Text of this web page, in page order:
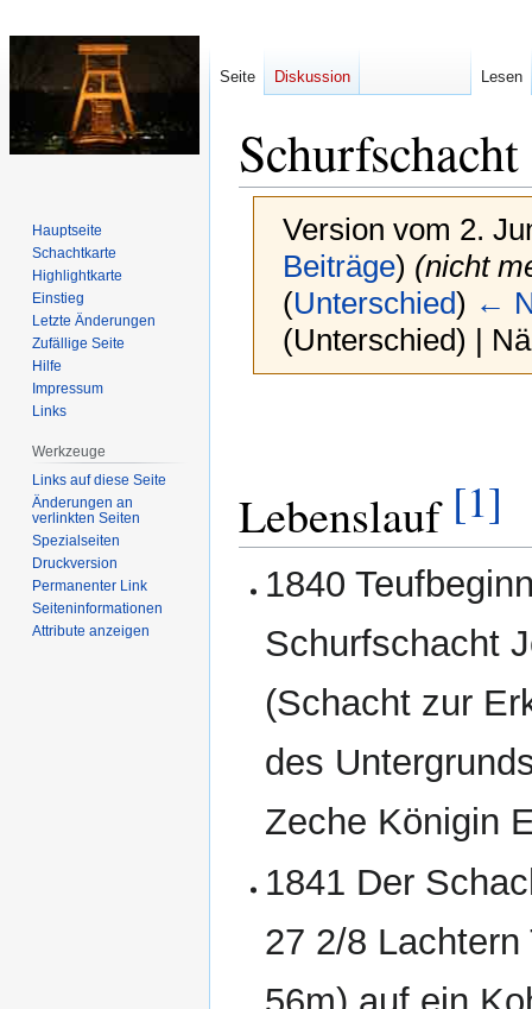
Version vom 2.
Beiträge) (nicht
(Unterschied) ←
(Unterschied) |
Lebenslauf [1]
1840
Schurfschacht
(Schacht zur
des
Zeche Königin
1841 Der
27 2/8 Lachtern
Seite Diskussion Lesen
Hauptseite
Schachtkarte
Highlightkarte
Einstieg
Letzte Änderungen
Zufällige Seite
Hilfe
Impressum
Links
Werkzeuge
Links auf diese Seite
Änderungen an
verlinkten Seiten
Spezialseiten
Druckversion
Permanenter Link
Seiten­­informationen
Attribute anzeigen